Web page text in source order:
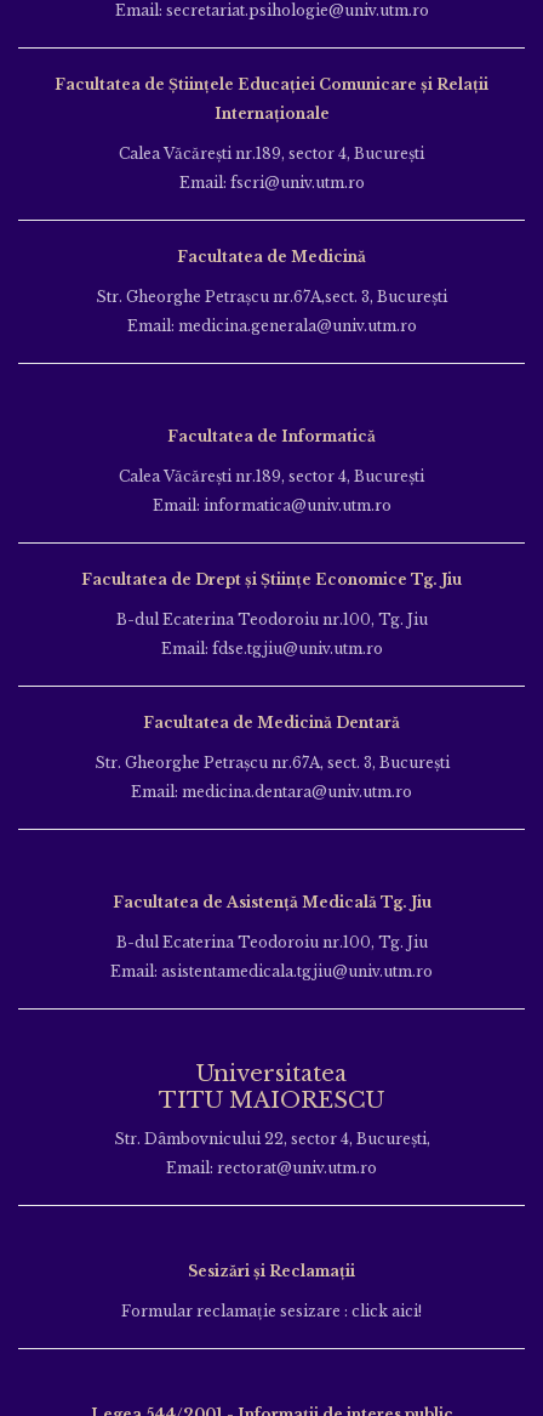
Email: secretariat.psihologie@univ.utm.ro
Facultatea de Ştiinţele Educației Comunicare și Relații
Internaționale
Calea Văcăreşti nr.189, sector 4, Bucureşti
Email: fscri@univ.utm.ro
Facultatea de Medicină
Str. Gheorghe Petraşcu nr.67A,sect. 3, Bucureşti
Email: medicina.generala@univ.utm.ro
Facultatea de Informatică
Calea Văcăreşti nr.189, sector 4, Bucureşti
Email: informatica@univ.utm.ro
Facultatea de Drept și Științe Economice Tg. Jiu
B-dul Ecaterina Teodoroiu nr.100, Tg. Jiu
Email: fdse.tgjiu@univ.utm.ro
Facultatea de Medicină Dentară
Str. Gheorghe Petraşcu nr.67A, sect. 3, Bucureşti
Email: medicina.dentara@univ.utm.ro
Facultatea de Asistență Medicală Tg. Jiu
B-dul Ecaterina Teodoroiu nr.100, Tg. Jiu
Email: asistentamedicala.tgjiu@univ.utm.ro
Universitatea
TITU MAIORESCU
Str. Dâmbovnicului 22, sector 4, București,
Email: rectorat@univ.utm.ro
Sesizări și Reclamații
Formular reclamație sesizare : click aici!